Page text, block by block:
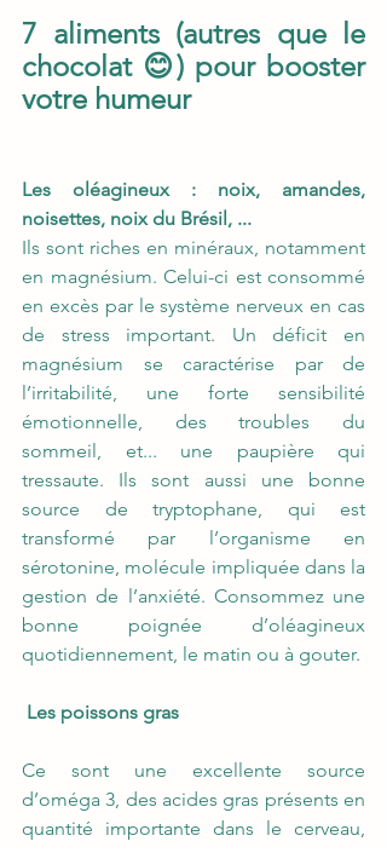
7 aliments (autres que le
chocolat 😊) pour booster
votre humeur
Les oléagineux : noix, amandes,
noisettes, noix du Brésil, ...
Ils sont riches en minéraux, notamment
en magnésium. Celui-ci est consommé
en excès par le système nerveux en cas
de stress important. Un déficit en
magnésium se caractérise par de
l’irritabilité, une forte sensibilité
émotionnelle, des troubles du
sommeil, et... une paupière qui
tressaute. Ils sont aussi une bonne
source de tryptophane, qui est
transformé par l’organisme en
sérotonine, molécule impliquée dans la
gestion de l’anxiété. Consommez une
bonne poignée d’oléagineux
quotidiennement, le matin ou à gouter.
Les poissons gras
Ce sont une excellente source
d’oméga 3, des acides gras présents en
quantité importante dans le cerveau,